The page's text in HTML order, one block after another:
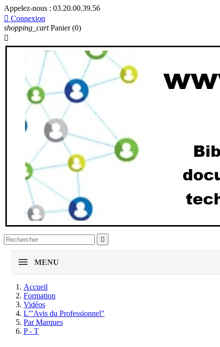
Appelez-nous : 03.20.00.39.56
 Connexion
shopping_cart Panier (0)


MENU
Accueil
Formation
Vidéos
L'"Avis du Professionnel"
Par Marques
P - T